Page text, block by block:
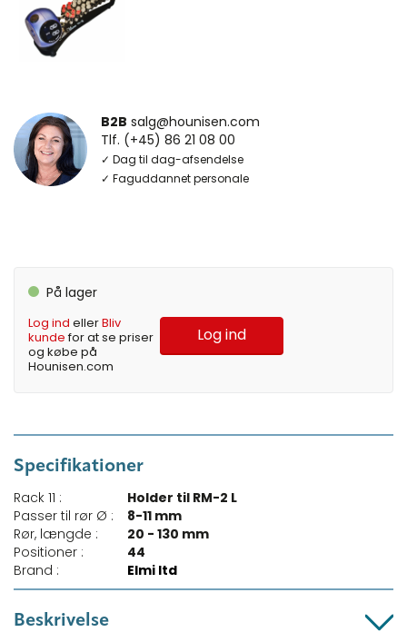
B2B salg@hounisen.com
Tlf. (+45) 86 21 08 00
✓ Dag til dag-afsendelse
✓ Faguddannet personale
På lager
Log ind ellerBliv
kundefor at se priser
og købe på
Hounisen.com
Log ind
Specifikationer
Rack 11 :
Holder til RM-2 L
Passer til rør Ø :
8-11 mm
Rør, længde :
20 - 130 mm
Positioner :
44
Brand :
Elmi ltd
Beskrivelse